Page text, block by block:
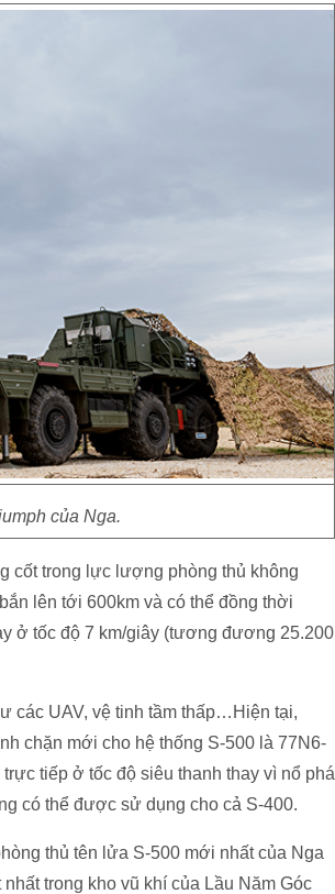
của Nga.
cốt trong lực lượng phòng thủ không
lên tới 600km và có thể đồng thời
ở tốc độ 7 km/giây (tương đương 25.200
các UAV, vệ tinh tầm thấp…Hiện tại,
chặn mới cho hệ thống S-500 là 77N6-
tiếp ở tốc độ siêu thanh thay vì nổ phá
có thể được sử dụng cho cả S-400.
thủ tên lửa S-500 mới nhất của Nga
trong kho vũ khí của Lầu Năm Góc